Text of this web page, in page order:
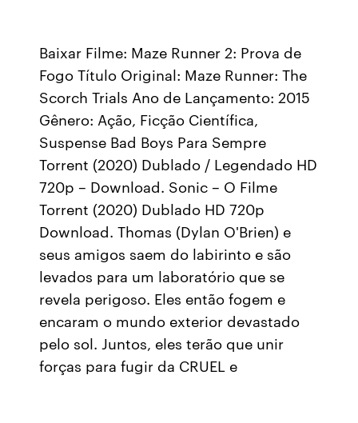
Baixar Filme: Maze Runner 2: Prova de
Fogo Título Original: Maze Runner: The
Scorch Trials Ano de Lançamento: 2015
Gênero: Ação, Ficção Científica,
Suspense Bad Boys Para Sempre
Torrent (2020) Dublado / Legendado HD
720p – Download. Sonic – O Filme
Torrent (2020) Dublado HD 720p
Download. Thomas (Dylan O'Brien) e
seus amigos saem do labirinto e são
levados para um laboratório que se
revela perigoso. Eles então fogem e
encaram o mundo exterior devastado
pelo sol. Juntos, eles terão que unir
forças para fugir da CRUEL e